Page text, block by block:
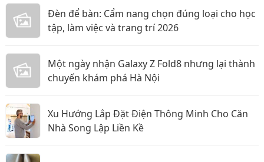
Đèn để bàn: Cẩm nang chọn đúng loại cho học
tập, làm việc và trang trí 2026
Một ngày nhận Galaxy Z Fold8 nhưng lại thành
chuyến khám phá Hà Nội
Xu Hướng Lắp Đặt Điện Thông Minh Cho Căn
Nhà Song Lập Liền Kề